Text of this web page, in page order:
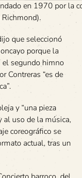
en 1970 por la
que seleccionó
porque la
el segundo himno
Contreras “es de
y “una pieza
al uso de la música,
coreográfico se
actual, tras un